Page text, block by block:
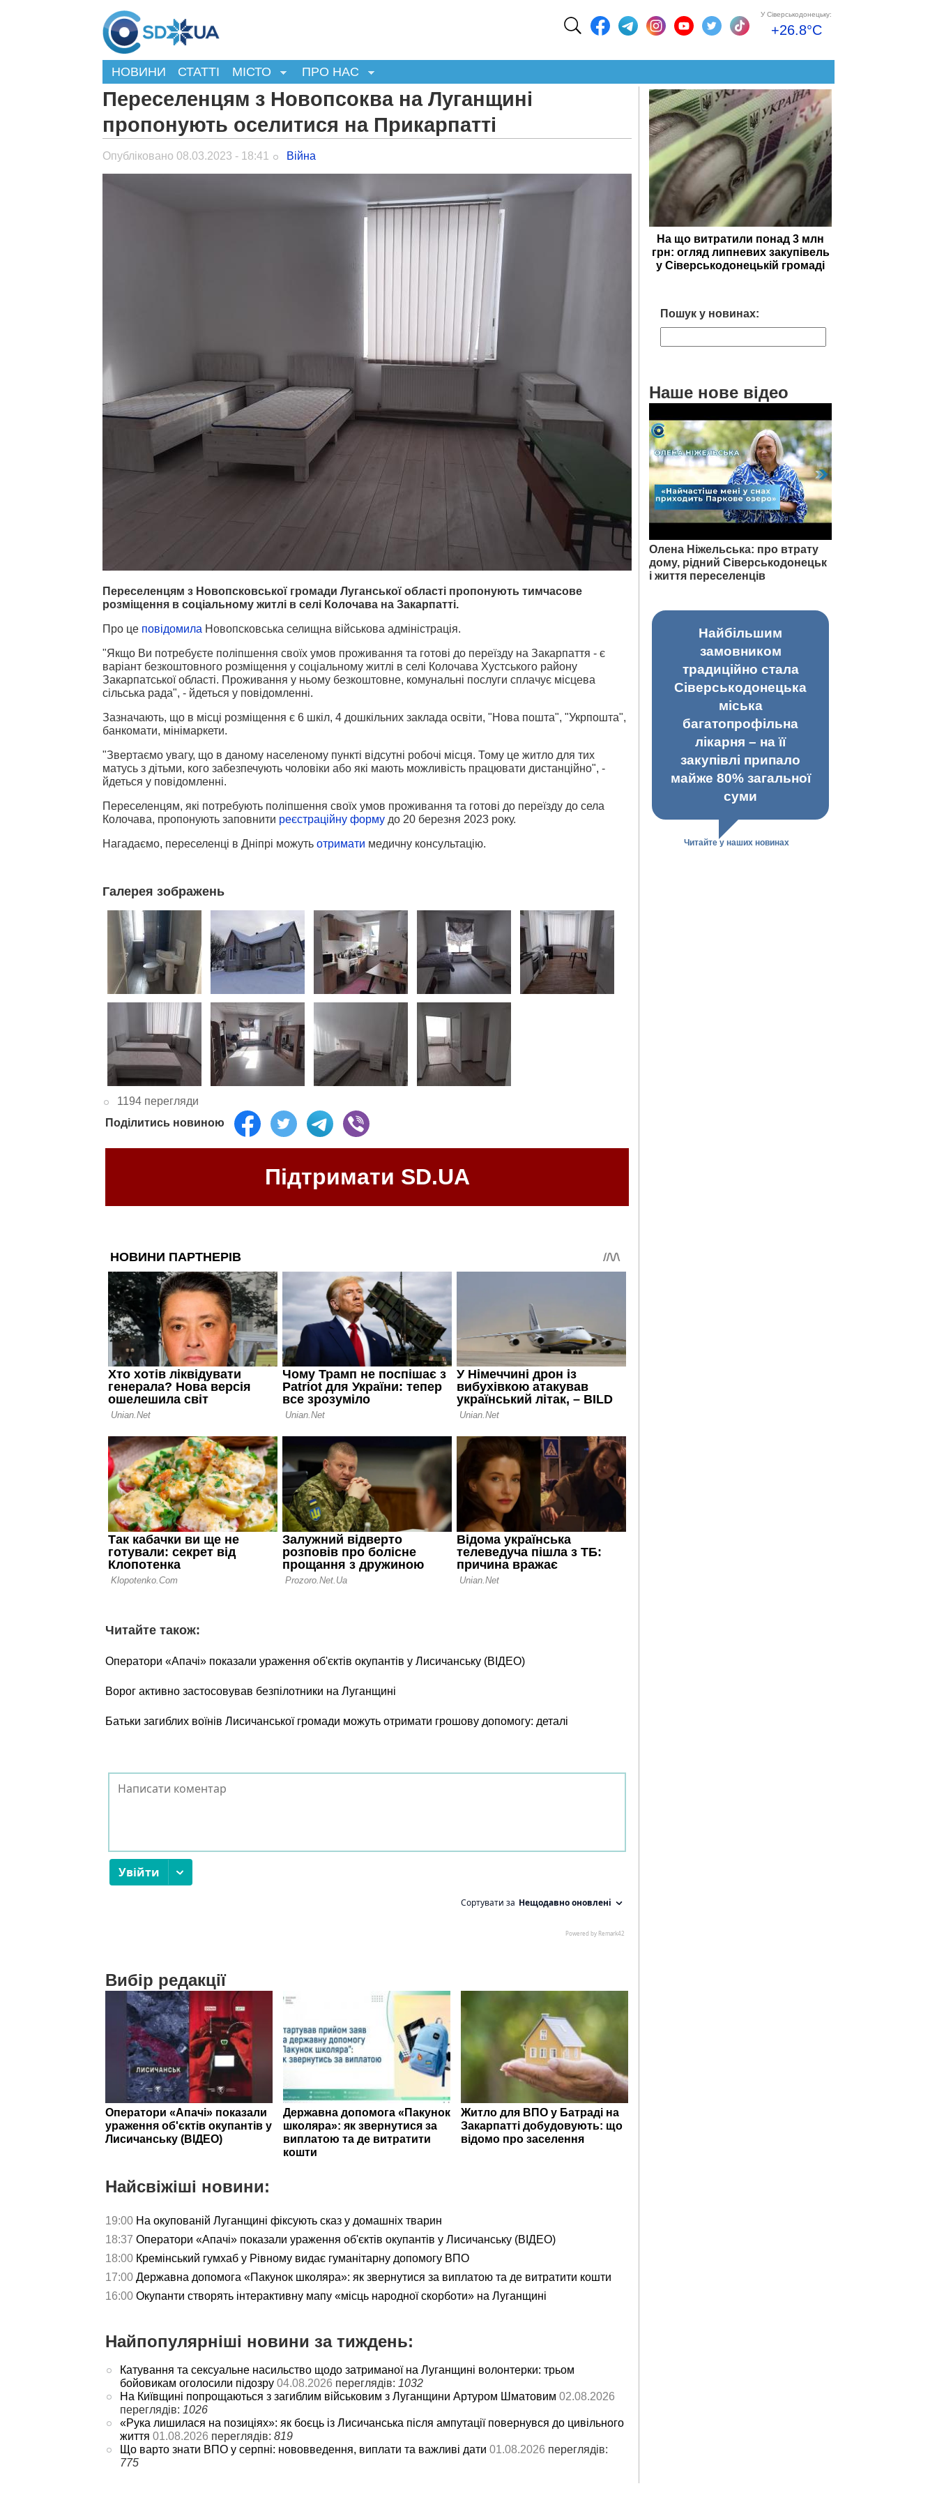
У Сіверськодонецьку:
+26.8°C
НОВИНИ СТАТТІ МІСТО ПРО НАС
Переселенцям з Новопсоква на Луганщині
пропонують оселитися на Прикарпатті
Опубліковано 08.03.2023 - 18:41 Війна
Переселенцям з Новопсковської громади Луганської області пропонують тимчасове
розміщення в соціальному житлі в селі Колочава на Закарпатті.
Про це повідомила Новопсковська селищна військова адміністрація.
"Якщо Ви потребуєте поліпшення своїх умов проживання та готові до переїзду на Закарпаття - є
варіант безкоштовного розміщення у соціальному житлі в селі Колочава Хустського району
Закарпатської області. Проживання у ньому безкоштовне, комунальні послуги сплачує місцева
сільська рада", - йдеться у повідомленні.
Зазначають, що в місці розміщення є 6 шкіл, 4 дошкільних заклада освіти, "Нова пошта", "Укрпошта",
банкомати, мінімаркети.
"Звертаємо увагу, що в даному населеному пункті відсутні робочі місця. Тому це житло для тих
матусь з дітьми, кого забезпечують чоловіки або які мають можливість працювати дистанційно", -
йдеться у повідомленні.
Переселенцям, які потребують поліпшення своїх умов проживання та готові до переїзду до села
Колочава, пропонують заповнити реєстраційну форму до 20 березня 2023 року.
Нагадаємо, переселенці в Дніпрі можуть отримати медичну консультацію.
Галерея зображень
1194 перегляди
Поділитись новиною
Підтримати SD.UA
Читайте також:
Оператори «Апачі» показали ураження об'єктів окупантів у Лисичанську (ВІДЕО)
Ворог активно застосовував безпілотники на Луганщині
Батьки загиблих воїнів Лисичанської громади можуть отримати грошову допомогу: деталі
Вибір редакції
Оператори «Апачі» показали
ураження об'єктів окупантів у
Лисичанську (ВІДЕО)
Державна допомога «Пакунок
школяра»: як звернутися за
виплатою та де витратити
кошти
Житло для ВПО у Батраді на
Закарпатті добудовують: що
відомо про заселення
Найсвіжіші новини:
19:00 На окупованій Луганщині фіксують сказ у домашніх тварин
18:37 Оператори «Апачі» показали ураження об'єктів окупантів у Лисичанську (ВІДЕО)
18:00 Кремінський гумхаб у Рівному видає гуманітарну допомогу ВПО
17:00 Державна допомога «Пакунок школяра»: як звернутися за виплатою та де витратити кошти
16:00 Окупанти створять інтерактивну мапу «місць народної скорботи» на Луганщині
Найпопулярніші новини за тиждень:
Катування та сексуальне насильство щодо затриманої на Луганщині волонтерки: трьом
бойовикам оголосили підозру 04.08.2026 переглядів: 1032
На Київщині попрощаються з загиблим військовим з Луганщини Артуром Шматовим 02.08.2026
переглядів: 1026
«Рука лишилася на позиціях»: як боєць із Лисичанська після ампутації повернувся до цивільного
життя 01.08.2026 переглядів: 819
Що варто знати ВПО у серпні: нововведення, виплати та важливі дати 01.08.2026 переглядів:
775
На що витратили понад 3 млн
грн: огляд липневих закупівель
у Сіверськодонецькій громаді
Пошук у новинах:
Наше нове відео
Олена Ніжельська: про втрату
дому, рідний Сіверськодонецьк
і життя переселенців
Найбільшим
замовником
традиційно стала
Сіверськодонецька
міська
багатопрофільна
лікарня – на її
закупівлі припало
майже 80% загальної
суми
Читайте у наших новинах